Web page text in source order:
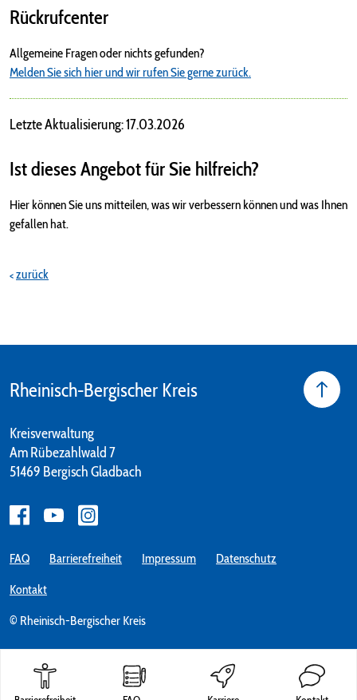
Rückrufcenter
Allgemeine Fragen oder nichts gefunden?
Melden Sie sich hier und wir rufen Sie gerne zurück.
Letzte Aktualisierung: 17.03.2026
Ist dieses Angebot für Sie hilfreich?
Hier können Sie uns mitteilen, was wir verbessern können und was Ihnen
gefallen hat.
zurück
Rheinisch-Bergischer Kreis
Kreisverwaltung
Am Rübezahlwald 7
51469 Bergisch Gladbach
© Rheinisch-Bergischer Kreis
FAQ Barrierefreiheit Impressum Datenschutz
Kontakt